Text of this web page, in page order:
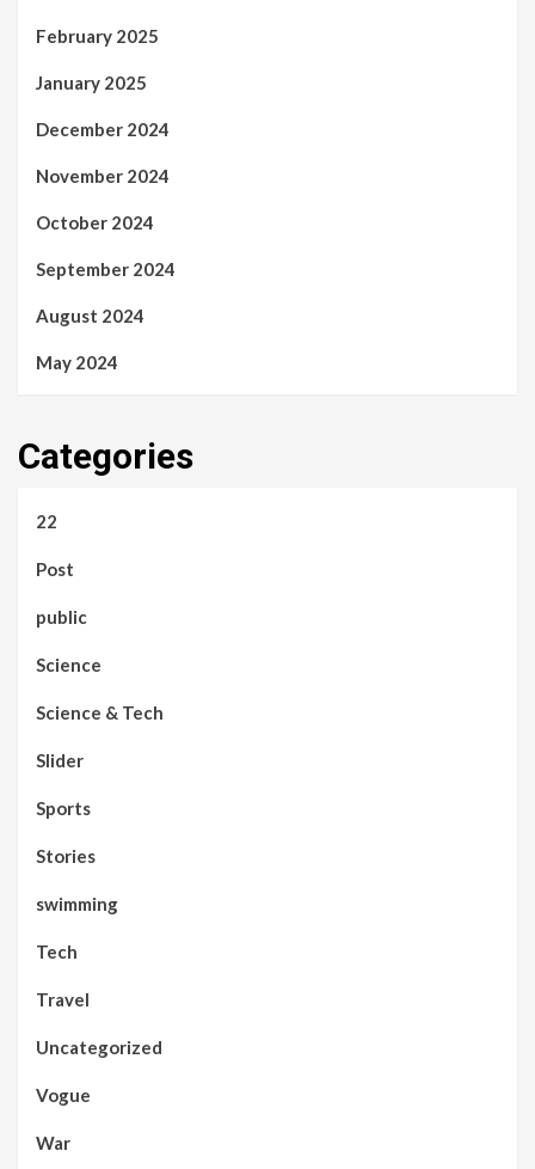
February 2025
January 2025
December 2024
November 2024
October 2024
September 2024
August 2024
May 2024
Categories
22
Post
public
Science
Science & Tech
Slider
Sports
Stories
swimming
Tech
Travel
Uncategorized
Vogue
War